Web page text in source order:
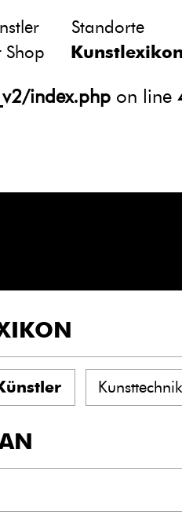
atts in
htdocs/
index.php on line
Standorte
Shop